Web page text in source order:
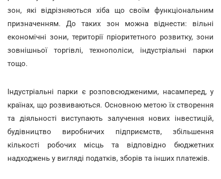
зон, які відрізняються хіба що своїм функціональним
призначенням. До таких зон можна віднести: вільні
економічні зони, території пріоритетного розвитку, зони
зовнішньої торгівлі, технополіси, індустріальні парки
тощо.
Індустріальні парки є розповсюдженими, насамперед, у
країнах, що розвиваються. Основною метою їх створення
та діяльності виступають залучення нових інвестицій,
будівництво виробничих підприємств, збільшення
кількості робочих місць та відповідно бюджетних
надходжень у вигляді податків, зборів та інших платежів.